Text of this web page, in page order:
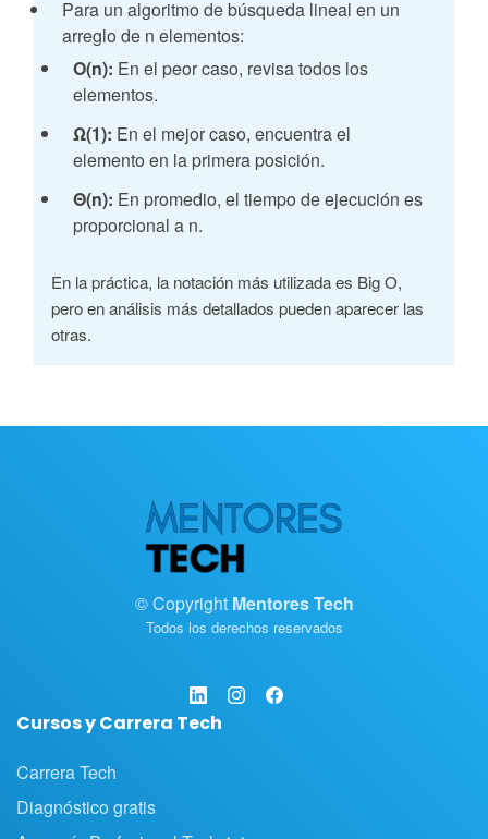
Para un algoritmo de búsqueda lineal en un
arreglo de n elementos:
O(n): En el peor caso, revisa todos los
elementos.
Ω(1): En el mejor caso, encuentra el
elemento en la primera posición.
Θ(n): En promedio, el tiempo de ejecución es
proporcional a n.
En la práctica, la notación más utilizada es Big O,
pero en análisis más detallados pueden aparecer las
otras.
© Copyright Mentores Tech
Todos los derechos reservados
Cursos y Carrera Tech
Carrera Tech
Diagnóstico gratis